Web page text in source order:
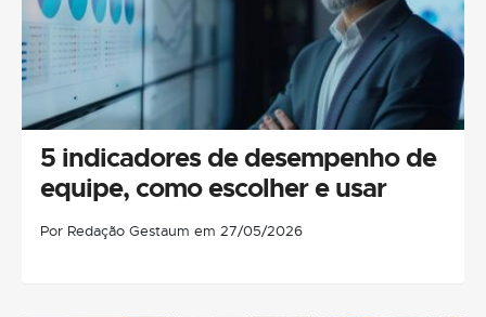
5 indicadores de desempenho de
equipe, como escolher e usar
Por Redação Gestaum em 27/05/2026